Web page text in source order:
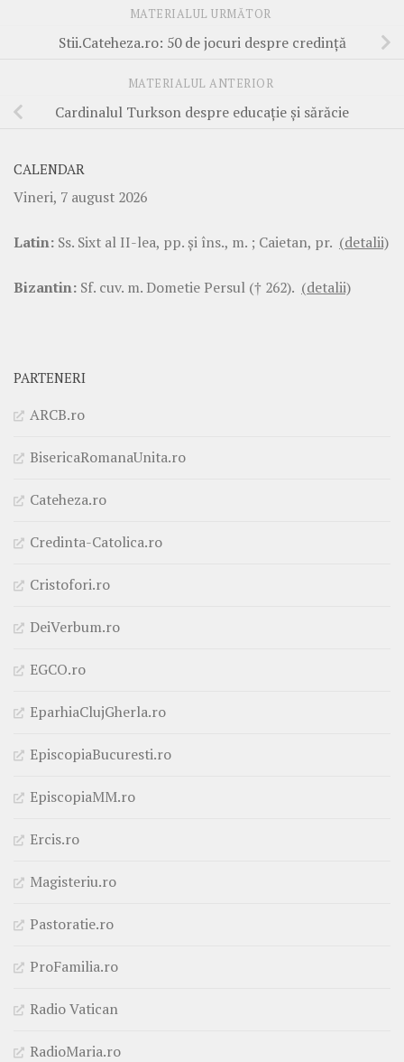
MATERIALUL URMĂTOR
Stii.Cateheza.ro: 50 de jocuri despre credinţă
MATERIALUL ANTERIOR
Cardinalul Turkson despre educaţie şi sărăcie
CALENDAR
Vineri, 7 august 2026
Latin: Ss. Sixt al II-lea, pp. şi îns., m. ; Caietan, pr. (detalii)
Bizantin: Sf. cuv. m. Dometie Persul († 262). (detalii)
PARTENERI
ARCB.ro
BisericaRomanaUnita.ro
Cateheza.ro
Credinta-Catolica.ro
Cristofori.ro
DeiVerbum.ro
EGCO.ro
EparhiaClujGherla.ro
EpiscopiaBucuresti.ro
EpiscopiaMM.ro
Ercis.ro
Magisteriu.ro
Pastoratie.ro
ProFamilia.ro
Radio Vatican
RadioMaria.ro